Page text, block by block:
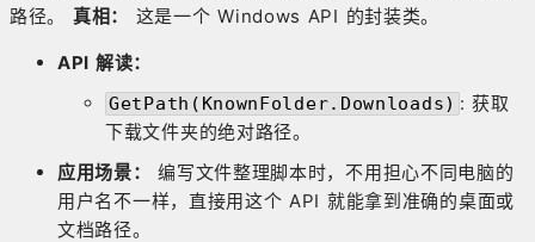
路径。 真相： 这是一个 Windows API 的封装类。
API 解读：
GetPath(KnownFolder.Downloads) : 获取
下载文件夹的绝对路径。
应用场景：
编写文件整理脚本时，不用担心不同电脑的
用户名不一样，直接用这个 API 就能拿到准确的桌面或
文档路径。